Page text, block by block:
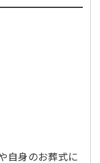
自身のお葬式に